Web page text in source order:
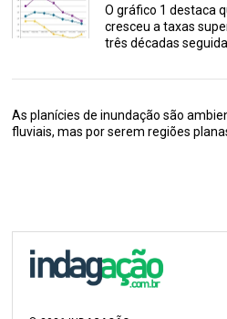
O gráfico 1 destaca
cresceu a taxas
três décadas
As planícies de inundação são
fluviais, mas por serem regiões